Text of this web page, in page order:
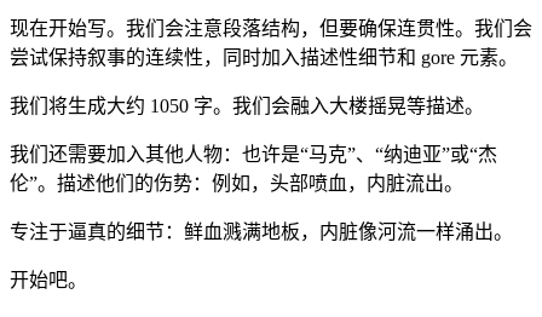
现在开始写。我们会注意段落结构，但要确保连贯性。我们会
尝试保持叙事的连续性，同时加入描述性细节和 gore 元素。
我们将生成大约 1050 字。我们会融入大楼摇晃等描述。
我们还需要加入其他人物：也许是“马克”、“纳迪亚”或“杰
伦”。描述他们的伤势：例如，头部喷血，内脏流出。
专注于逼真的细节：鲜血溅满地板，内脏像河流一样涌出。
开始吧。